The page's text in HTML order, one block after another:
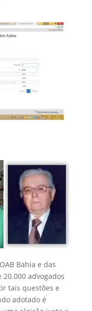
Bahia e das
advogados
tais questões e
adotado é